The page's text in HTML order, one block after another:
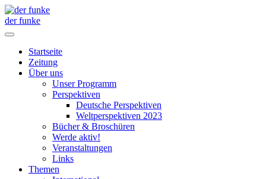
der funke
Startseite
Zeitung
Über uns
Unser Programm
Perspektiven
Deutsche Perspektiven
Weltperspektiven 2023
Bücher & Broschüren
Werde aktiv!
Veranstaltungen
Links
Themen